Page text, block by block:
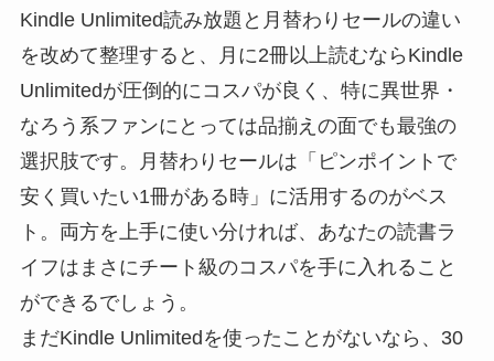
Kindle Unlimited読み放題と月替わりセールの違い
を改めて整理すると、月に2冊以上読むならKindle
Unlimitedが圧倒的にコスパが良く、特に異世界・
なろう系ファンにとっては品揃えの面でも最強の
選択肢です。月替わりセールは「ピンポイントで
安く買いたい1冊がある時」に活用するのがベス
ト。両方を上手に使い分ければ、あなたの読書ラ
イフはまさにチート級のコスパを手に入れること
ができるでしょう。
まだKindle Unlimitedを使ったことがないなら、30